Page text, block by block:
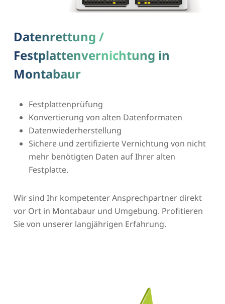
Datenrettung /
Festplattenvernichtung in
Montabaur
Festplattenprüfung
Konvertierung von alten Datenformaten
Datenwiederherstellung
Sichere und zertifizierte Vernichtung von nicht
mehr benötigten Daten auf Ihrer alten
Festplatte.
Wir sind Ihr kompetenter Ansprechpartner direkt
vor Ort in Montabaur und Umgebung. Profitieren
Sie von unserer langjährigen Erfahrung.